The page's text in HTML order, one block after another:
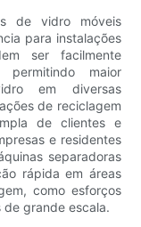
de vidro móveis
para instalações
ser facilmente
permitindo maior
em diversas
de reciclagem
de clientes e
e residentes
separadoras
rápida em áreas
como esforços
grande escala.